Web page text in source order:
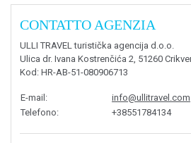
CONTATTO AGENZIA
ULLI TRAVEL turistička agencija d.o.o.
Ulica dr. Ivana Kostrenčića 2, 51260
Kod : HR-AB-51-080906713
E-mail :
info@ullitravel.com
Telefono: +38551784134